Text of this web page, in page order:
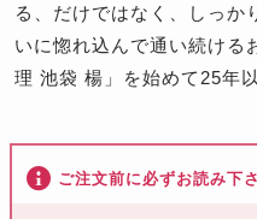
る、だけではなく、しっか
いに惚れ込んで通い続ける
理 池袋 楊」を始めて25年
ご注文前に必ずお読み下